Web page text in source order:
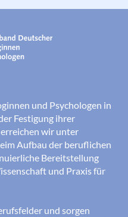
und Psychologen in
Festigung ihrer
wir unter
Aufbau der beruflichen
Bereitstellung
und Praxis für
und sorgen